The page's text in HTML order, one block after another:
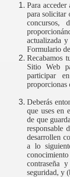
Para
para solicitar
concursos,
actualizada
Formulario
Recabamos
Sitio Web
participar
proporcionas
Deberás
que uses en
de que
responsable
desarrollen
a lo
contraseña
seguridad, y